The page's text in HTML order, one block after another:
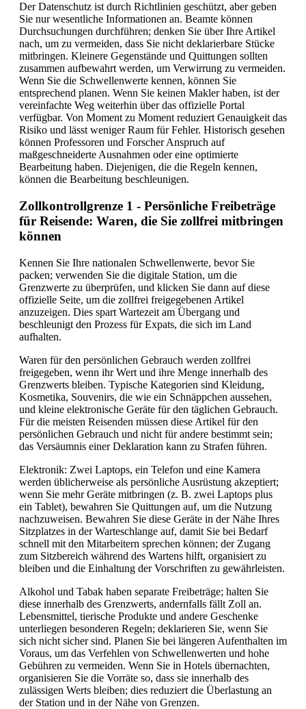
Der Datenschutz ist durch Richtlinien geschützt, aber geben
Sie nur wesentliche Informationen an. Beamte können
Durchsuchungen durchführen; denken Sie über Ihre Artikel
nach, um zu vermeiden, dass Sie nicht deklarierbare Stücke
mitbringen. Kleinere Gegenstände und Quittungen sollten
zusammen aufbewahrt werden, um Verwirrung zu vermeiden.
Wenn Sie die Schwellenwerte kennen, können Sie
entsprechend planen. Wenn Sie keinen Makler haben, ist der
vereinfachte Weg weiterhin über das offizielle Portal
verfügbar. Von Moment zu Moment reduziert Genauigkeit das
Risiko und lässt weniger Raum für Fehler. Historisch gesehen
können Professoren und Forscher Anspruch auf
maßgeschneiderte Ausnahmen oder eine optimierte
Bearbeitung haben. Diejenigen, die die Regeln kennen,
können die Bearbeitung beschleunigen.
Zollkontrollgrenze 1 - Persönliche Freibeträge
für Reisende: Waren, die Sie zollfrei mitbringen
können
Kennen Sie Ihre nationalen Schwellenwerte, bevor Sie
packen; verwenden Sie die digitale Station, um die
Grenzwerte zu überprüfen, und klicken Sie dann auf diese
offizielle Seite, um die zollfrei freigegebenen Artikel
anzuzeigen. Dies spart Wartezeit am Übergang und
beschleunigt den Prozess für Expats, die sich im Land
aufhalten.
Waren für den persönlichen Gebrauch werden zollfrei
freigegeben, wenn ihr Wert und ihre Menge innerhalb des
Grenzwerts bleiben. Typische Kategorien sind Kleidung,
Kosmetika, Souvenirs, die wie ein Schnäppchen aussehen,
und kleine elektronische Geräte für den täglichen Gebrauch.
Für die meisten Reisenden müssen diese Artikel für den
persönlichen Gebrauch und nicht für andere bestimmt sein;
das Versäumnis einer Deklaration kann zu Strafen führen.
Elektronik: Zwei Laptops, ein Telefon und eine Kamera
werden üblicherweise als persönliche Ausrüstung akzeptiert;
wenn Sie mehr Geräte mitbringen (z. B. zwei Laptops plus
ein Tablet), bewahren Sie Quittungen auf, um die Nutzung
nachzuweisen. Bewahren Sie diese Geräte in der Nähe Ihres
Sitzplatzes in der Warteschlange auf, damit Sie bei Bedarf
schnell mit den Mitarbeitern sprechen können; der Zugang
zum Sitzbereich während des Wartens hilft, organisiert zu
bleiben und die Einhaltung der Vorschriften zu gewährleisten.
Alkohol und Tabak haben separate Freibeträge; halten Sie
diese innerhalb des Grenzwerts, andernfalls fällt Zoll an.
Lebensmittel, tierische Produkte und andere Geschenke
unterliegen besonderen Regeln; deklarieren Sie, wenn Sie
sich nicht sicher sind. Planen Sie bei längeren Aufenthalten im
Voraus, um das Verfehlen von Schwellenwerten und hohe
Gebühren zu vermeiden. Wenn Sie in Hotels übernachten,
organisieren Sie die Vorräte so, dass sie innerhalb des
zulässigen Werts bleiben; dies reduziert die Überlastung an
der Station und in der Nähe von Grenzen.